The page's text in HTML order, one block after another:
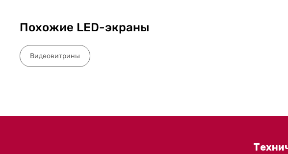
Похожие LED-экраны
Видеовитрины